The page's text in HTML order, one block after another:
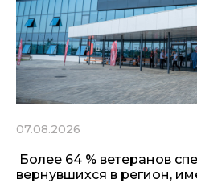
07.08.2026
Более 64 % ветеранов
вернувшихся в регион,